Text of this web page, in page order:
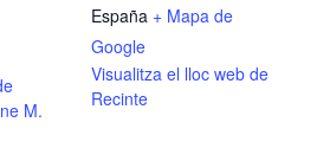
M.
España + Mapa de
Google
Visualitza el lloc web de
Recinte